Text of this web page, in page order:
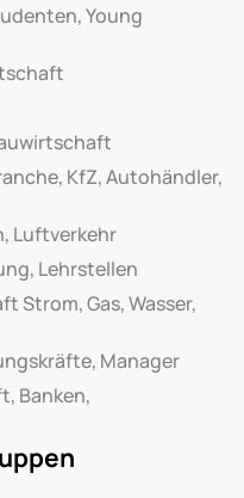
Young
KfZ, Autohändler,
Luftverkehr
Lehrstellen
Strom, Gas, Wasser,
Manager
Banken,